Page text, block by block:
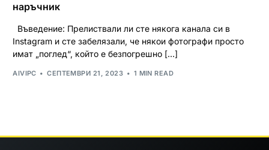
наръчник
Въведение: Прелиствали ли сте някога канала си в
Instagram и сте забелязали, че някои фотографи просто
имат „поглед“, който е безпогрешно […]
AIVIPC СЕПТЕМВРИ 21, 2023 1 MIN READ